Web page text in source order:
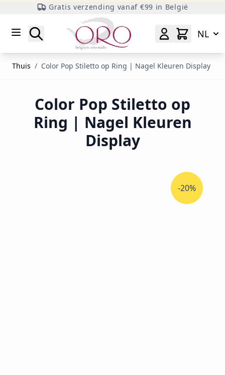
Gratis verzending vanaf €99 in België
Zoeken
NL
Thuis / Color Pop Stiletto op Ring | Nagel Kleuren Display
Color Pop Stiletto op
Ring | Nagel Kleuren
Display
-20%